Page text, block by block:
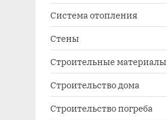
Система отопления
Стены
Строительные материалы
Строительство дома
Строительство погреба